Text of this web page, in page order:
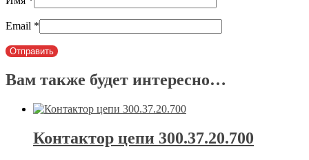
Email *
Вам также будет интересно…
Контактор цепи 300.37.20.700